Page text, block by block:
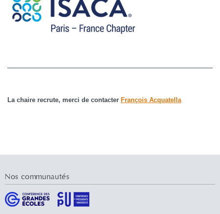
La chaire recrute, merci de contacter François Acquatella
Nos communautés